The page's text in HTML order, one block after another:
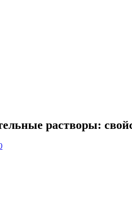
растворы: